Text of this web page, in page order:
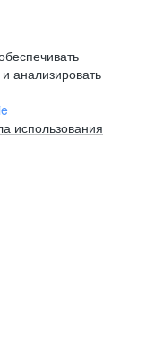
анализировать
использования